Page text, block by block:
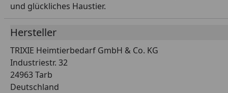
und glückliches Haustier.
Hersteller
TRIXIE Heimtierbedarf GmbH & Co. KG
Industriestr. 32
24963 Tarb
Deutschland